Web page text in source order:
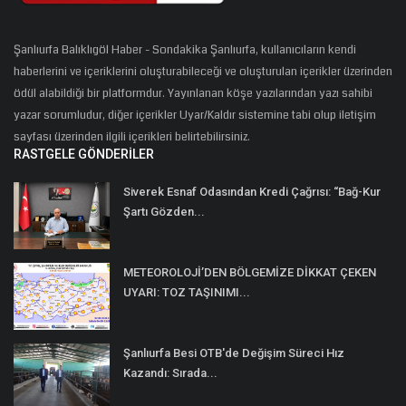
Şanlıurfa Balıklıgöl Haber - Sondakika Şanlıurfa, kullanıcıların kendi
haberlerini ve içeriklerini oluşturabileceği ve oluşturulan içerikler üzerinden
ödül alabildiği bir platformdur. Yayınlanan köşe yazılarından yazı sahibi
yazar sorumludur, diğer içerikler Uyar/Kaldır sistemine tabi olup iletişim
sayfası üzerinden ilgili içerikleri belirtebilirsiniz.
RASTGELE GÖNDERILER
Siverek Esnaf Odasından Kredi Çağrısı: “Bağ-Kur
Şartı Gözden...
METEOROLOJİ’DEN BÖLGEMİZE DİKKAT ÇEKEN
UYARI: TOZ TAŞINIMI...
Şanlıurfa Besi OTB'de Değişim Süreci Hız
Kazandı: Sırada...